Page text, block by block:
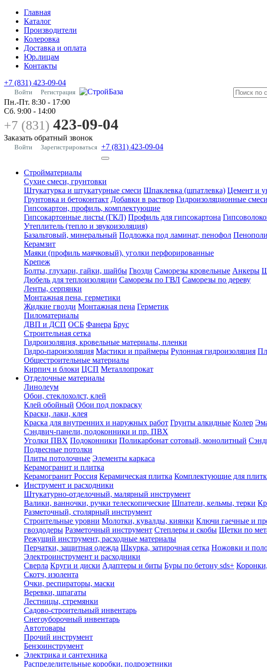
Главная
Каталог
Производители
Колеровка
Доставка и оплата
Юр.лицам
Контакты
+7 (831) 423-09-04
Войти Регистрация
Пн.-Пт. 8:30 - 17:00
Сб. 9:00 - 14:00
+7 (831) 423-09-04
Заказать обратный звонок
Войти Зарегистрироваться +7 (831) 423-09-04
Стройматериалы
Сухие смеси, грунтовки
Штукатурка и штукатурные смеси Шпаклевка (шпатлевка) Цемент и
Грунтовка и бетоконтакт Добавки в раствор Гидроизоляционные смеси
Гипсокартон, профиль, комплектующие
Гипсокартонные листы (ГКЛ) Профиль для гипсокартона
Утеплитель (тепло и звукоизоляция)
Базальтовый, минеральный Подложка под ламинат, пенофол
Керамзит
Маяки (профиль маячковый), уголки перфорированные
Крепеж
Болты, глухари, гайки, шайбы Гвозди Саморезы кровельные Анкеры
Дюбель для теплоизоляции Саморезы по ГВЛ Саморезы по дереву
Ленты, серпянки
Монтажная пена, герметики
Жидкие гвозди Монтажная пена Герметик
Пиломатериалы
ДВП и ДСП ОСБ Фанера Брус
Строительная сетка
Гидроизоляция, кровельные материалы, пленки
Гидро-пароизоляция Мастики и праймеры Рулонная гидроизоляция
Общестроительные материалы
Кирпич и блоки ЦСП Металлопрокат
Отделочные материалы
Линолеум
Обои, стеклохолст, клей
Клей обойный Обои под покраску
Краски, лаки, клея
Краска для внутренних и наружных работ Грунты алкидные Колер
Сэндвич-панели, подоконники и пр. ПВХ
Уголки ПВХ Подоконники Поликарбонат сотовый, монолитный
Подвесные потолки
Плиты потолочные Элементы каркаса
Керамогранит и плитка
Керамогранит Россия Керамическая плитка Комплектующие для
Инструмент и расходники
Штукатурно-отделочный, малярный инструмент
Валики, ванночки, ручки телескопические Шпатели, кельмы, терки
Разметочный, столярный инструмент
Строительные уровни Молотки, кувалды, киянки Ключи гаечные и
гвоздодеры Разметочный инструмент Степлеры и скобы Щетки по
Режущий инструмент, расходные материалы
Перчатки, защитная одежда Шкурка, затирочная сетка Ножовки и
Электроинструмент и расходники
Сверла Круги и диски Адаптеры и биты Буры по бетону sds+
Скотч, изолента
Очки, респираторы, маски
Веревки, шпагаты
Лестницы, стремянки
Садово-строительный инвентарь
Снегоуборочный инвентарь
Автотовары
Прочий инструмент
Бензоинструмент
Электрика и сантехника
Распределительные коробки, подрозетники